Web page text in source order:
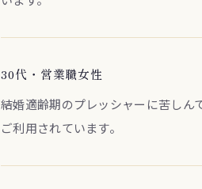
30代・営業職女性
結婚適齢期のプレッシャーに苦しん
ご利用されています。